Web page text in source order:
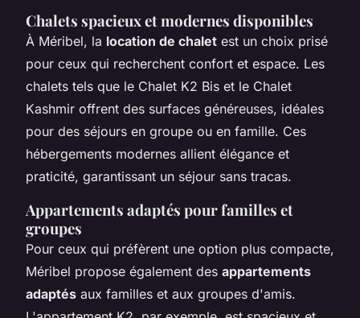
Chalets spacieux et modernes disponibles
À Méribel, la location de chalet est un choix prisé
pour ceux qui recherchent confort et espace. Les
chalets tels que le Chalet K2 Bis et le Chalet
Kashmir offrent des surfaces généreuses, idéales
pour des séjours en groupe ou en famille. Ces
hébergements modernes allient élégance et
praticité, garantissant un séjour sans tracas.
Appartements adaptés pour familles et
groupes
Pour ceux qui préfèrent une option plus compacte,
Méribel propose également des appartements
adaptés aux familles et aux groupes d'amis.